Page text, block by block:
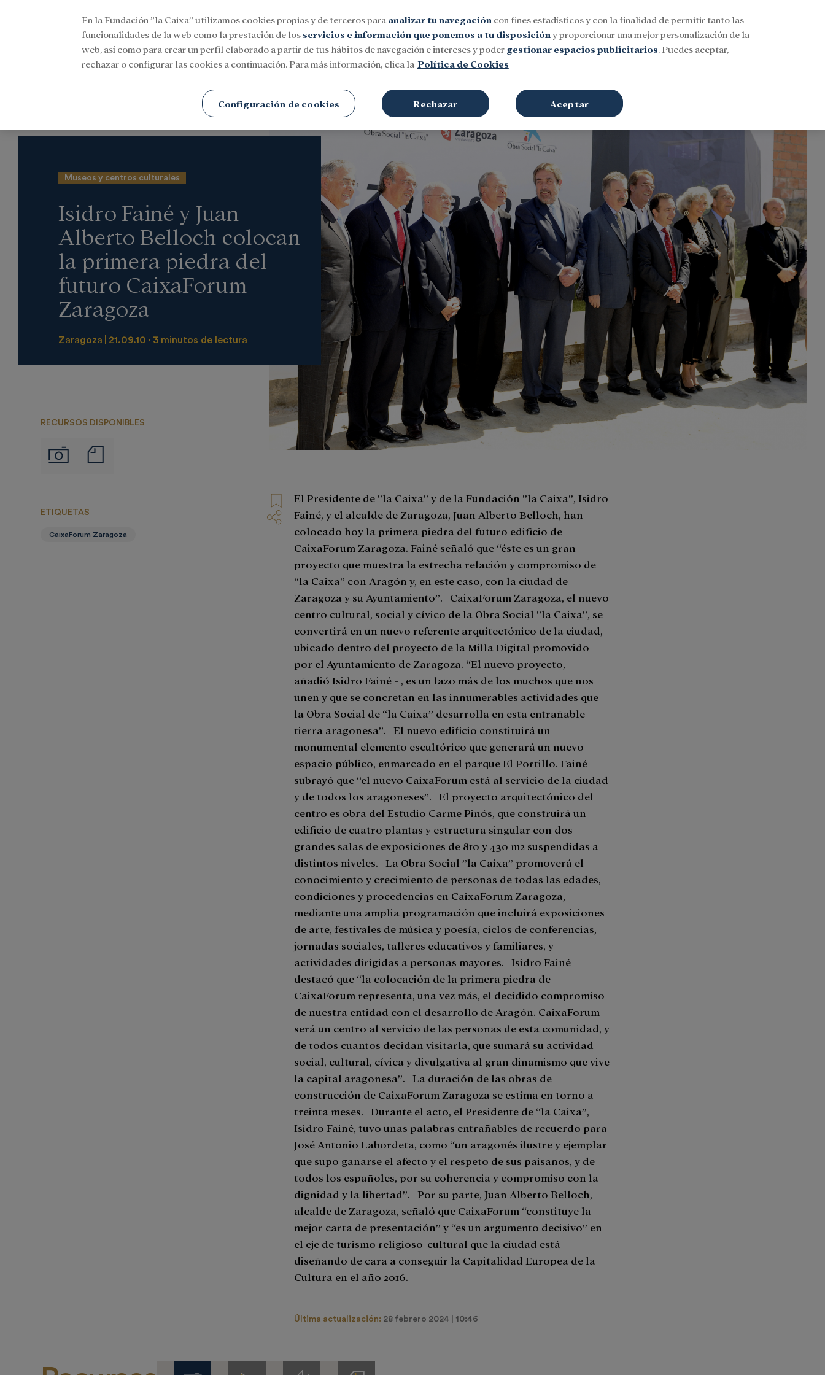
Iniciar sesión Buscar
SocialInvestigación y becasCultura
Museos y centros culturales
Isidro Fainé y Juan
Alberto Belloch colocan
la primera piedra del
futuro CaixaForum
Zaragoza
Zaragoza 21.09.10 3 minutos de lectura
RECURSOS DISPONIBLES
Imágenes
de
El Presidente de ”la Caixa” y de la Fundación ”la Caixa”, Isidro
Fainé, y el alcalde de Zaragoza, Juan Alberto Belloch, han
colocado hoy la primera piedra del futuro edificio de
CaixaForum Zaragoza. Fainé señaló que “éste es un gran
proyecto que muestra la estrecha relación y compromiso de
“la Caixa” con Aragón y, en este caso, con la ciudad de
Zaragoza y su Ayuntamiento”. CaixaForum Zaragoza, el nuevo
centro cultural, social y cívico de la Obra Social ”la Caixa”, se
convertirá en un nuevo referente arquitectónico de la ciudad,
ubicado dentro del proyecto de la Milla Digital promovido
por el Ayuntamiento de Zaragoza. “El nuevo proyecto, -
añadió Isidro Fainé - , es un lazo más de los muchos que nos
unen y que se concretan en las innumerables actividades que
la Obra Social de “la Caixa” desarrolla en esta entrañable
tierra aragonesa”. El nuevo edificio constituirá un
monumental elemento escultórico que generará un nuevo
espacio público, enmarcado en el parque El Portillo. Fainé
subrayó que “el nuevo CaixaForum está al servicio de la ciudad
y de todos los aragoneses”. El proyecto arquitectónico del
centro es obra del Estudio Carme Pinós, que construirá un
edificio de cuatro plantas y estructura singular con dos
grandes salas de exposiciones de 810 y 430 m2 suspendidas a
distintos niveles. La Obra Social ”la Caixa” promoverá el
conocimiento y crecimiento de personas de todas las edades,
condiciones y procedencias en CaixaForum Zaragoza,
mediante una amplia programación que incluirá exposiciones
de arte, festivales de música y poesía, ciclos de conferencias,
jornadas sociales, talleres educativos y familiares, y
actividades dirigidas a personas mayores. Isidro Fainé
destacó que “la colocación de la primera piedra de
CaixaForum representa, una vez más, el decidido compromiso
de nuestra entidad con el desarrollo de Aragón. CaixaForum
será un centro al servicio de las personas de esta comunidad, y
de todos cuantos decidan visitarla, que sumará su actividad
social, cultural, cívica y divulgativa al gran dinamismo que vive
la capital aragonesa”. La duración de las obras de
construcción de CaixaForum Zaragoza se estima en torno a
treinta meses. Durante el acto, el Presidente de “la Caixa”,
Isidro Fainé, tuvo unas palabras entrañables de recuerdo para
José Antonio Labordeta, como “un aragonés ilustre y ejemplar
que supo ganarse el afecto y el respeto de sus paisanos, y de
todos los españoles, por su coherencia y compromiso con la
dignidad y la libertad”. Por su parte, Juan Alberto Belloch,
alcalde de Zaragoza, señaló que CaixaForum “constituye la
mejor carta de presentación” y “es un argumento decisivo” en
el eje de turismo religioso-cultural que la ciudad está
diseñando de cara a conseguir la Capitalidad Europea de la
Cultura en el año 2016.
ETIQUETAS
CaixaForum Zaragoza
Última actualización: 28 febrero 2024 | 10:46
En la Fundación ”la Caixa” utilizamos cookies propias y de terceros para analizar tu navegación con fines estadísticos y con la finalidad de permitir tanto las
funcionalidades de la web como la prestación de los servicios e información que ponemos a tu disposición y proporcionar una mejor personalización de la
web, así como para crear un perfil elaborado a partir de tus hábitos de navegación e intereses y poder gestionar espacios publicitarios. Puedes aceptar,
rechazar o configurar las cookies a continuación. Para más información, clica la Política de Cookies
Configuración de cookies Rechazar Aceptar